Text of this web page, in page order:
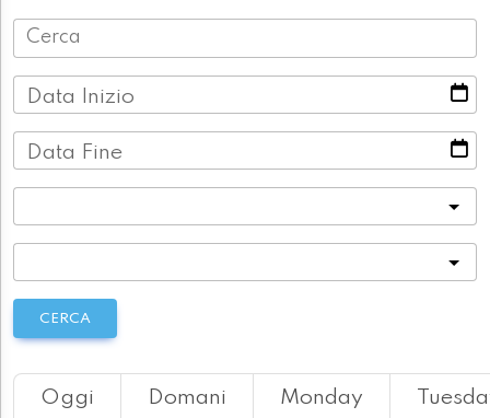
Data Inizio
Data Fine
CERCA
Oggi Domani
Monday